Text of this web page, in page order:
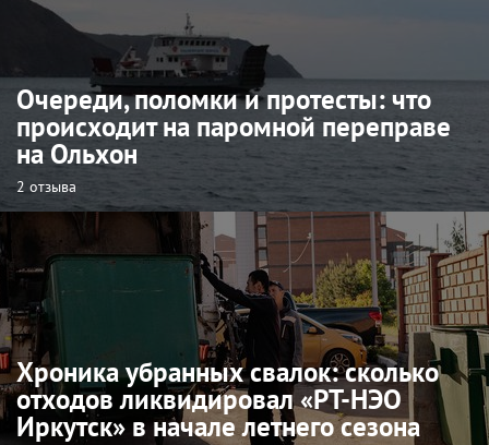
Очереди, поломки и протесты: что
происходит на паромной переправе
на Ольхон
2 отзыва
Хроника убранных свалок: сколько
отходов ликвидировал «РТ-НЭО
Иркутск» в начале летнего сезона